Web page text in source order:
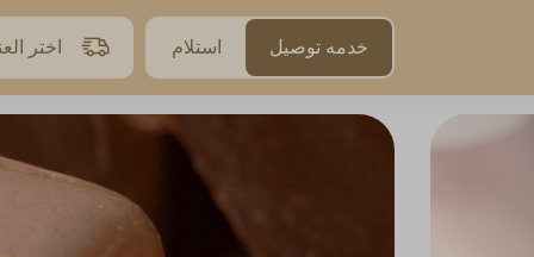
خدمه توصيل استلام اختر